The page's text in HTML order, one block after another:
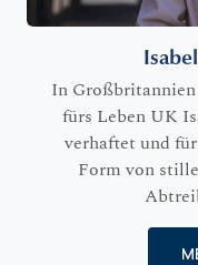
In
fürs Leben UK
verhaftet und
Form von